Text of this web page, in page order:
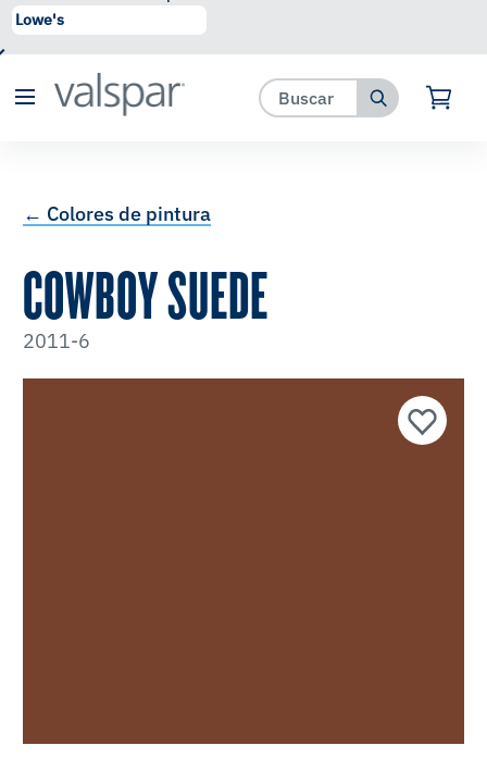
se ha agregado a favoritos.
← Colores de pintura
COWBOY SUEDE
2011-6